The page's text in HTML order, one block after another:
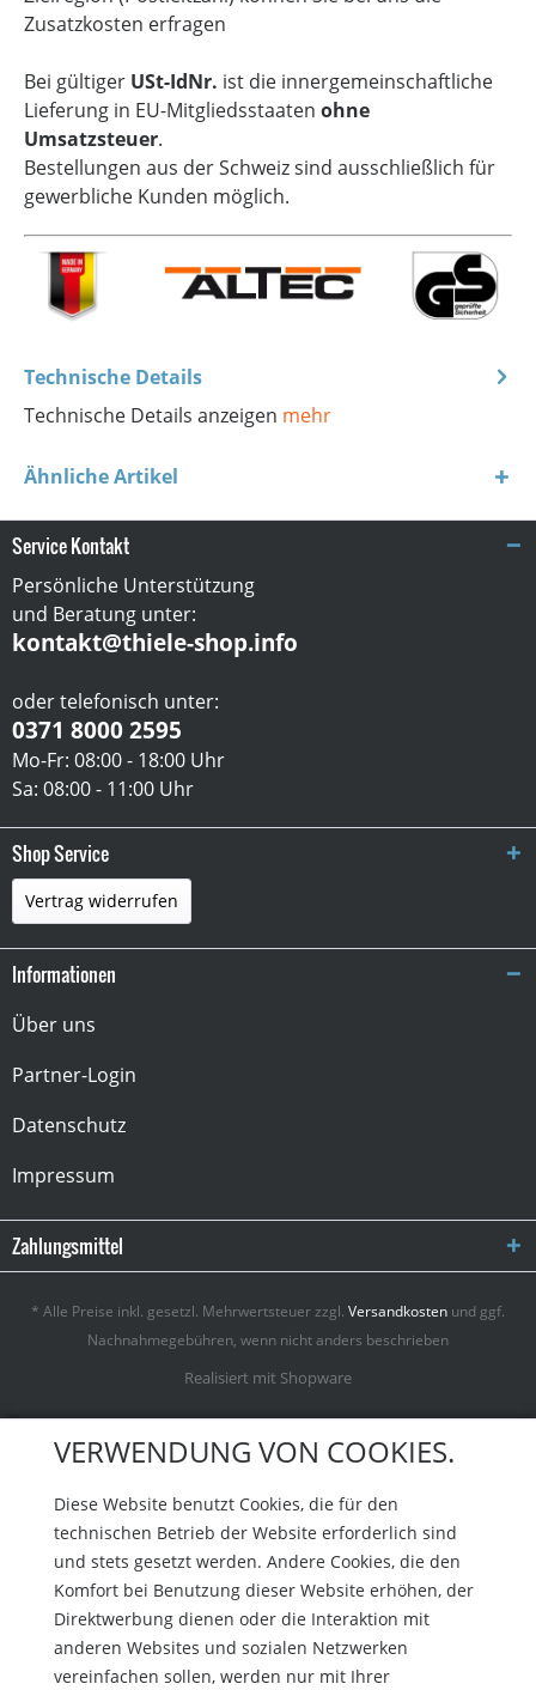
Zusatzkosten erfragen
Bei gültiger USt-IdNr. ist die innergemeinschaftliche
Lieferung in EU-Mitgliedsstaaten ohne
Umsatzsteuer.
Bestellungen aus der Schweiz sind ausschließlich für
gewerbliche Kunden möglich.
Technische Details
Technische Details anzeigen mehr
Ähnliche Artikel
Service Kontakt
Persönliche Unterstützung
und Beratung unter:
kontakt@thiele-shop.info
oder telefonisch unter:
0371 8000 2595
Mo-Fr: 08:00 - 18:00 Uhr
Sa: 08:00 - 11:00 Uhr
Shop Service
Vertrag widerrufen
Informationen
Über uns
Partner-Login
Datenschutz
Impressum
Zahlungsmittel
* Alle Preise inkl. gesetzl. Mehrwertsteuer zzgl. Versandkosten und ggf.
Nachnahmegebühren, wenn nicht anders beschrieben
Realisiert mit Shopware
VERWENDUNG VON COOKIES.
Diese Website benutzt Cookies, die für den
technischen Betrieb der Website erforderlich sind
und stets gesetzt werden. Andere Cookies, die den
Komfort bei Benutzung dieser Website erhöhen, der
Direktwerbung dienen oder die Interaktion mit
anderen Websites und sozialen Netzwerken
vereinfachen sollen, werden nur mit Ihrer